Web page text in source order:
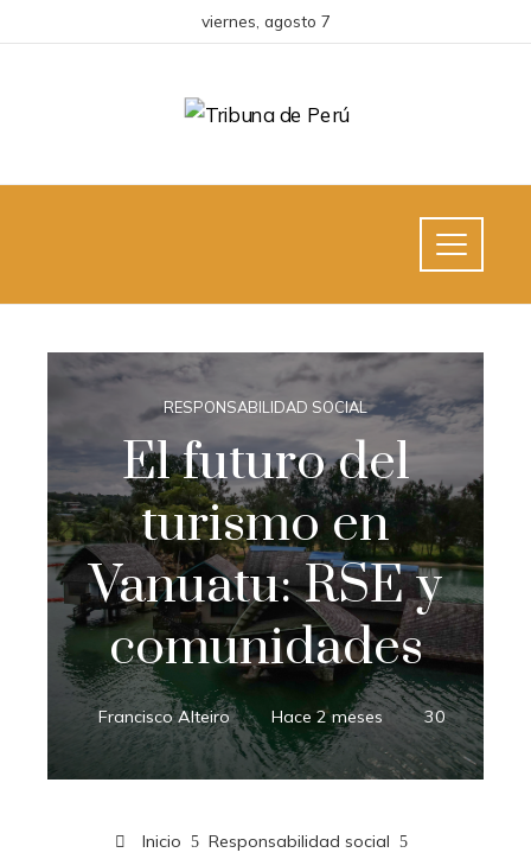
viernes, agosto 7
RESPONSABILIDAD SOCIAL
El futuro del
turismo en
Vanuatu: RSE y
comunidades
Francisco Alteiro Hace 2 meses 30
Inicio
Responsabilidad social